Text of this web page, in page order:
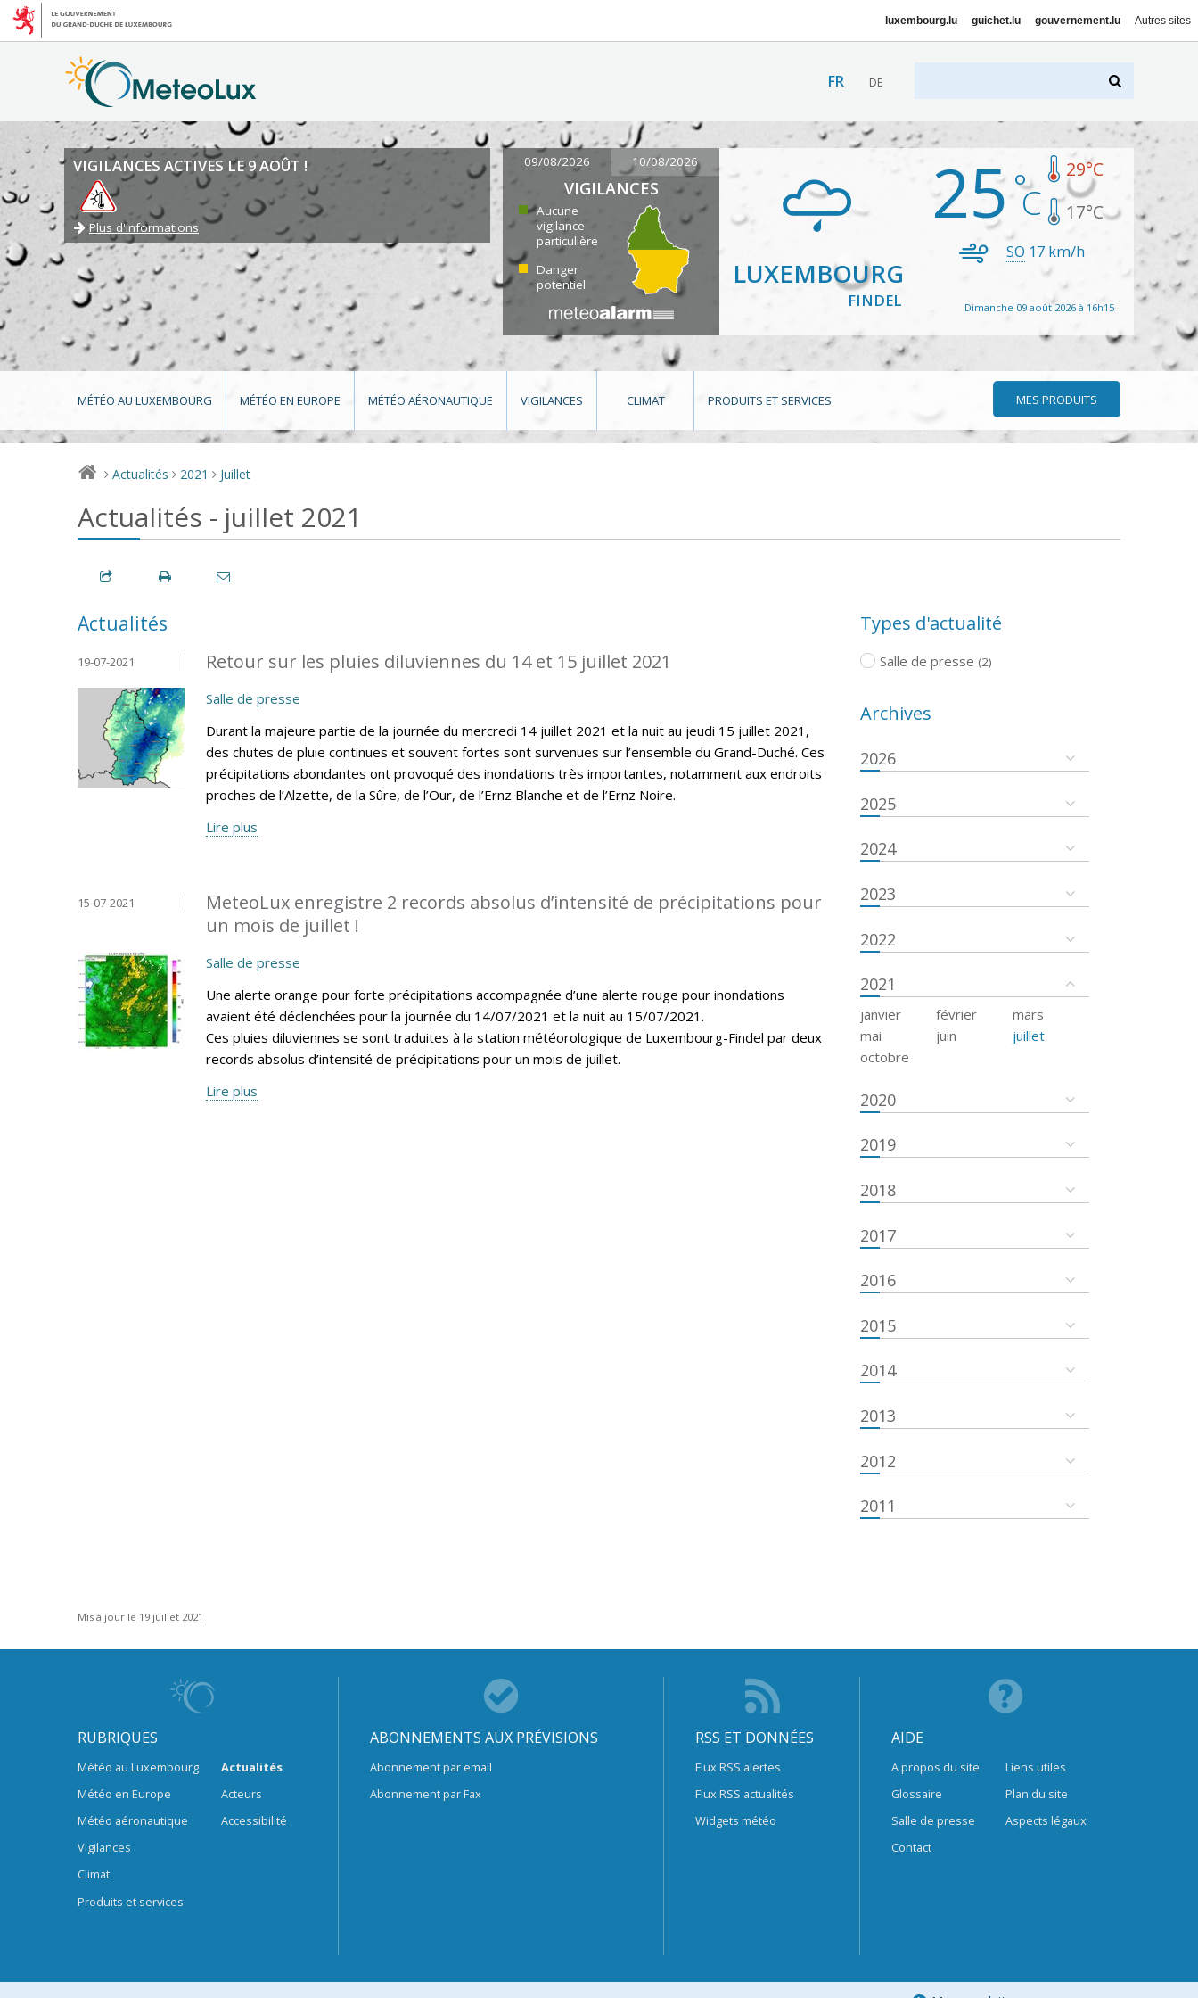
luxembourg.lu guichet.lu gouvernement.lu Autres sites
FR DE
VIGILANCES ACTIVES LE 9 AOÛT !
Plus d'informations
09/08/2026 10/08/2026
VIGILANCES
Aucune
vigilance
particulière
Danger
potentiel
LUXEMBOURG
FINDEL
25 29°C
17°C
SO 17 km/h
Dimanche 09 août 2026 à 16h15
MÉTÉO AU LUXEMBOURG MÉTÉO EN EUROPE MÉTÉO AÉRONAUTIQUE VIGILANCES CLIMAT PRODUITS ET SERVICES MES PRODUITS
> Actualités > 2021 > Juillet
Actualités - juillet 2021
Actualités
Retour sur les pluies diluviennes du 14 et 15 juillet 2021
19-07-2021
Salle de presse
Durant la majeure partie de la journée du mercredi 14 juillet 2021 et la nuit au jeudi 15 juillet 2021,
des chutes de pluie continues et souvent fortes sont survenues sur l’ensemble du Grand-Duché. Ces
précipitations abondantes ont provoqué des inondations très importantes, notamment aux endroits
proches de l’Alzette, de la Sûre, de l’Our, de l’Ernz Blanche et de l’Ernz Noire.
Lire plus
MeteoLux enregistre 2 records absolus d’intensité de précipitations pour
un mois de juillet !
15-07-2021
Salle de presse
Une alerte orange pour forte précipitations accompagnée d’une alerte rouge pour inondations
avaient été déclenchées pour la journée du 14/07/2021 et la nuit au 15/07/2021.
Ces pluies diluviennes se sont traduites à la station météorologique de Luxembourg-Findel par deux
records absolus d’intensité de précipitations pour un mois de juillet.
Lire plus
Types d'actualité
Salle de presse (2)
Archives
2026
2025
2024
2023
2022
2021
janvier février
mars
mai
juin
juillet
octobre
2020
2019
2018
2017
2016
2015
2014
2013
2012
2011
Mis à jour le 19 juillet 2021
RUBRIQUES
Météo au Luxembourg
Météo en Europe
Météo aéronautique
Vigilances
Climat
Produits et services
Actualités
Acteurs
Accessibilité
ABONNEMENTS AUX PRÉVISIONS
Abonnement par email
Abonnement par Fax
RSS ET DONNÉES
Flux RSS alertes
Flux RSS actualités
Widgets météo
AIDE
A propos du site
Glossaire
Salle de presse
Contact
Liens utiles
Plan du site
Aspects légaux